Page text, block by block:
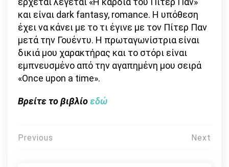
και είναι dark fantasy, romance. Η υπόθεση
έχει να κάνει με το τι έγινε με τον Πίτερ Παν
μετά την Γουέντυ. Η πρωταγωνίστρια είναι
δικιά μου χαρακτήρας και το στόρι είναι
εμπνευσμένο από την αγαπημένη μου σειρά
«Once upon a time».
Βρείτε το βιβλίοεδώ
Πλοήγηση
Previous Next